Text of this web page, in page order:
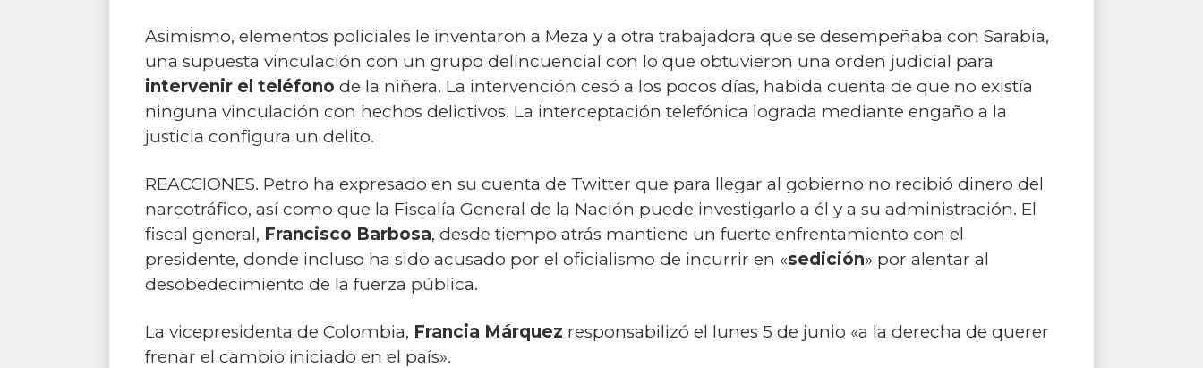
Asimismo, elementos policiales le inventaron a Meza y a otra trabajadora que se desempeñaba con Sarabia,
una supuesta vinculación con un grupo delincuencial con lo que obtuvieron una orden judicial para
intervenir el teléfono de la niñera. La intervención cesó a los pocos días, habida cuenta de que no existía
ninguna vinculación con hechos delictivos. La interceptación telefónica lograda mediante engaño a la
justicia configura un delito.
REACCIONES. Petro ha expresado en su cuenta de Twitter que para llegar al gobierno no recibió dinero del
narcotráfico, así como que la Fiscalía General de la Nación puede investigarlo a él y a su administración. El
fiscal general, Francisco Barbosa, desde tiempo atrás mantiene un fuerte enfrentamiento con el
presidente, donde incluso ha sido acusado por el oficialismo de incurrir en «sedición» por alentar al
desobedecimiento de la fuerza pública.
La vicepresidenta de Colombia, Francia Márquez responsabilizó el lunes 5 de junio «a la derecha de querer
frenar el cambio iniciado en el país».